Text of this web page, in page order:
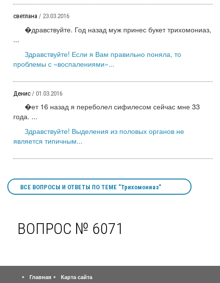
светлана / 23.03.2016
�дравствуйте. Год назад муж принес букет трихомониаз,
...
Здравствуйте! Если я Вам правильно поняла, то
проблемы с «воспалениями»...
Денис / 01.03.2016
�ет 16 назад я переболел сифилесом сейчас мне 33
года. ...
Здравствуйте! Выделения из половых органов не
является типичным...
ВСЕ ВОПРОСЫ И ОТВЕТЫ ПО ТЕМЕ "Трихомониаз"
ВОПРОС № 6071
Главная
Карта сайта